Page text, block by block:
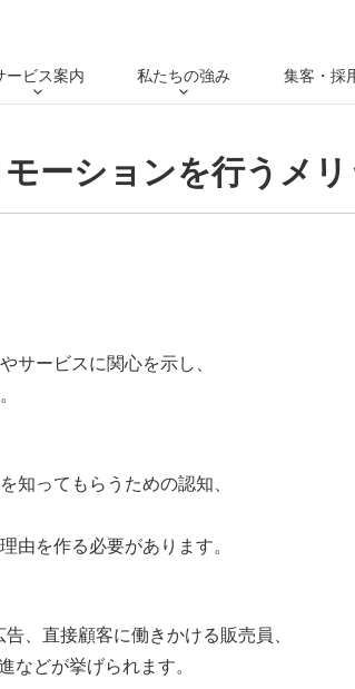
ービス案内 私たちの強み 集客・採
ーションを行うメリ
サービスに関心を示し、
知ってもらうための認知、
由を作る必要があります。
、直接顧客に働きかける販売員、
などが挙げられます。